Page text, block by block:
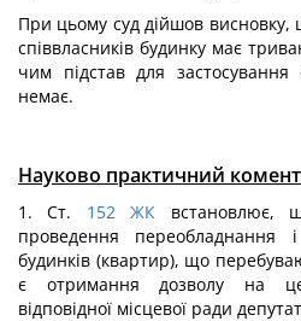
При цьому суд дійшов
співвласників будинку має
чим підстав для застосування
немає.
Науково практичний
1. Ст. 152ЖК встановлює,
проведення переобладнання
будинків (квартир), що
є отримання дозволу на це
відповідної місцевої ради